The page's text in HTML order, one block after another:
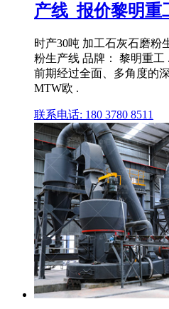
产线_报价黎明重
时产30吨 加工石灰石磨粉
粉生产线 品牌： 黎明重工
前期经过全面、多角度的
MTW欧 .
联系电话: 180 3780 8511